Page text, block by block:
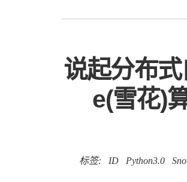
说起分布
e(雪花)
标签: ID Python3.0